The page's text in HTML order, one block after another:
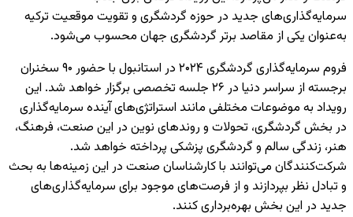
سرمایه‌گذاری‌های جدید در حوزه گردشگری و تقویت موقعیت ترکیه
به‌عنوان یکی از مقاصد برتر گردشگری جهان محسوب می‌شود.
فروم سرمایه‌گذاری گردشگری ۲۰۲۴ در استانبول با حضور ۹۰ سخنران
برجسته از سراسر دنیا در ۲۶ جلسه تخصصی برگزار خواهد شد. این
رویداد به موضوعات مختلفی مانند استراتژی‌های آینده سرمایه‌گذاری
در بخش گردشگری، تحولات و روندهای نوین در این صنعت، فرهنگ،
هنر، زندگی سالم و گردشگری پزشکی پرداخته خواهد شد.
شرکت‌کنندگان می‌توانند با کارشناسان صنعت در این زمینه‌ها به بحث
و تبادل نظر بپردازند و از فرصت‌های موجود برای سرمایه‌گذاری‌های
جدید در این بخش بهره‌برداری کنند.